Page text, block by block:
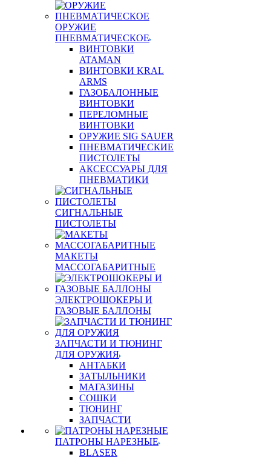
ОРУЖИЕ
ПНЕВМАТИЧЕСКОЕ
ВИНТОВКИ
ATAMAN
ВИНТОВКИ KRAL
ARMS
ГАЗОБАЛОННЫЕ
ВИНТОВКИ
ПЕРЕЛОМНЫЕ
ВИНТОВКИ
ОРУЖИЕ SIG SAUER
ПНЕВМАТИЧЕСКИЕ
ПИСТОЛЕТЫ
АКСЕССУАРЫ ДЛЯ
ПНЕВМАТИКИ
СИГНАЛЬНЫЕ
ПИСТОЛЕТЫ
МАКЕТЫ
МАССОГАБАРИТНЫЕ
ЭЛЕКТРОШОКЕРЫ И
ГАЗОВЫЕ БАЛЛОНЫ
ЗАПЧАСТИ И ТЮНИНГ
ДЛЯ ОРУЖИЯ
АНТАБКИ
ЗАТЫЛЬНИКИ
МАГАЗИНЫ
СОШКИ
ТЮНИНГ
ЗАПЧАСТИ
ПАТРОНЫ НАРЕЗНЫЕ
BLASER